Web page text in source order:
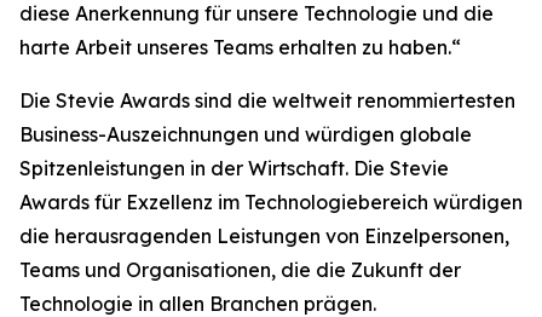
diese Anerkennung für unsere Technologie und die
harte Arbeit unseres Teams erhalten zu haben.“
Die Stevie Awards sind die weltweit renommiertesten
Business-Auszeichnungen und würdigen globale
Spitzenleistungen in der Wirtschaft. Die Stevie
Awards für Exzellenz im Technologiebereich würdigen
die herausragenden Leistungen von Einzelpersonen,
Teams und Organisationen, die die Zukunft der
Technologie in allen Branchen prägen.